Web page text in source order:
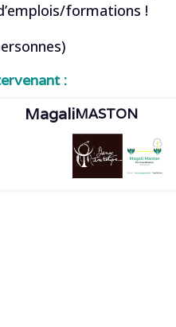
formations !
:
MagaliMASTON